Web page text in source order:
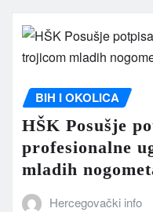
BIH I OKOLICA
HŠK Posušje
profesionalne
mladih
Hercegovački info